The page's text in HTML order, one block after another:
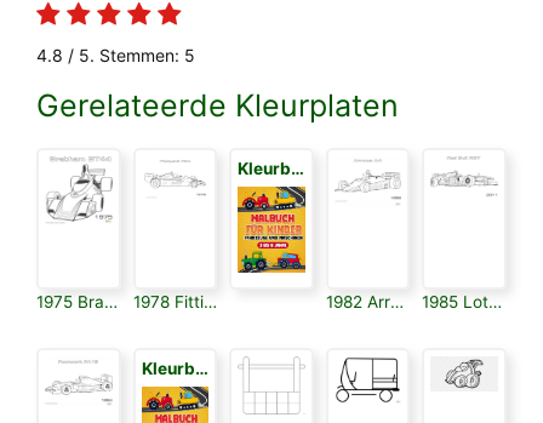
4.8 / 5. Stemmen: 5
Gerelateerde Kleurplaten
1975 Brabham Bt44 1978 Fittipaldi F5a
Kleurboek voor Kinderen 3
1982 Arrows A4 1985 Lotus 97t
Kleurboek voor Kinderen 3